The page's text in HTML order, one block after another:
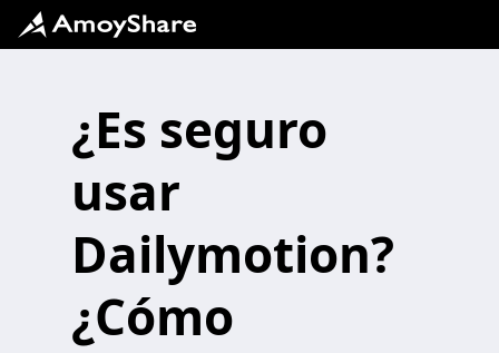
¿Es seguro
usar
Dailymotion?
¿Cómo